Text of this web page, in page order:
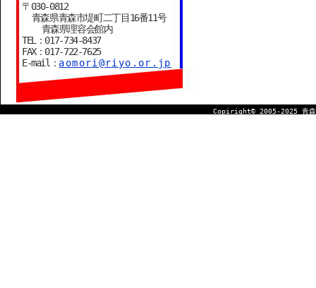
〒030-0812
青森県青森市堤町二丁目16番11号
青森県理容会館内
TEL：017-734-8437
FAX：017-722-7625
E-mail： aomori@riyo.or.jp
Copiright© 2005-2025 青森